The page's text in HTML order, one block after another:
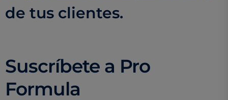
de tus clientes.
Suscríbete a Pro
Formula